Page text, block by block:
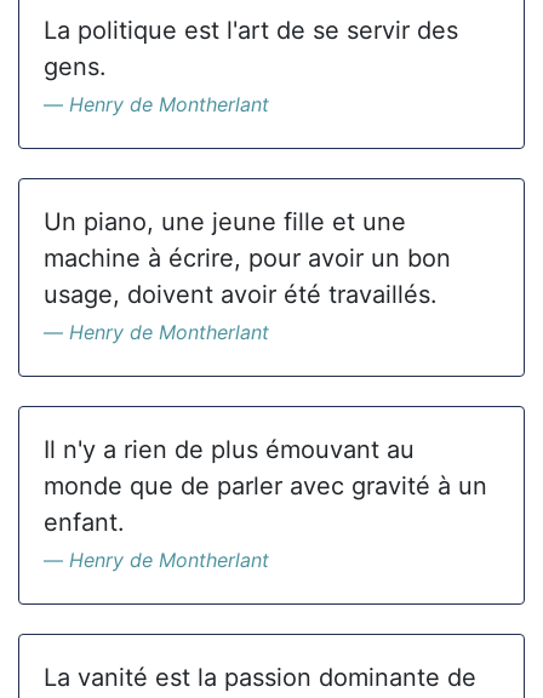
La politique est l'art de se servir des
gens.
Henry de Montherlant
Un piano, une jeune fille et une
machine à écrire, pour avoir un bon
usage, doivent avoir été travaillés.
Henry de Montherlant
Il n'y a rien de plus émouvant au
monde que de parler avec gravité à un
enfant.
Henry de Montherlant
La vanité est la passion dominante de